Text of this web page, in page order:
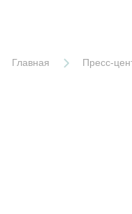
Главная Пресс-